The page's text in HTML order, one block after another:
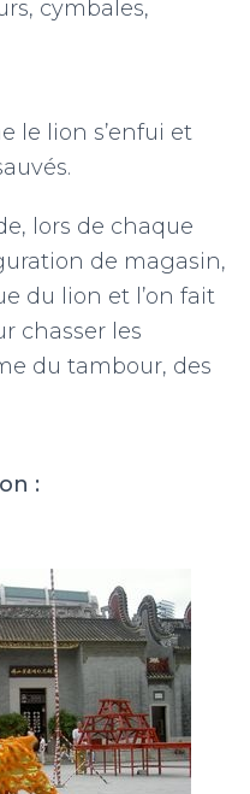
cymbales,
le lion s’enfui et
lors de chaque
de magasin,
du lion et l’on fait
chasser les
du tambour, des
: